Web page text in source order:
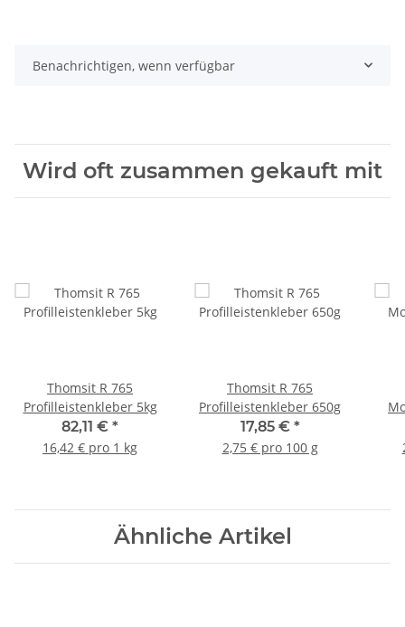
Benachrichtigen, wenn verfügbar
Wird oft zusammen gekauft mit
Thomsit R 765
Profilleistenkleber 5kg
82,11 € *
16,42 € pro 1 kg
Thomsit R 765
Profilleistenkleber 650g
17,85 € *
2,75 € pro 100 g
Ähnliche Artikel